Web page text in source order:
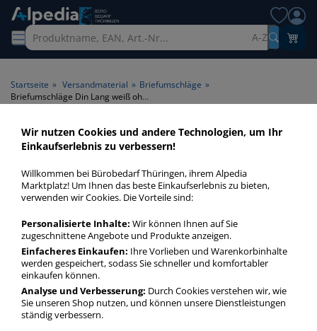
A-Z
Startseite » Versandmaterial » Briefumschläge »
Briefumschläge Din Lang weiß ohne Fenster Din Lang
Briefumschläge Din Lang
weiß ohne Fenster Din Lang >
Format Din Lang > Fenster
ohne Fenster > Farbe weiß
Briefumschläge Din Lang weiß Din Lang ohne Fenster in
bester Qualität zum günstigen Preis. Finden Sie schnell
Briefumschläge Din Lang weiß Din Lang ohne Fenster mit
unserer Filter-Funktion.
Briefumschläge Din Lang weiß ohne Fenster Din
Wir nutzen Cookies und andere Technologien, um Ihr
Einkaufserlebnis zu verbessern!
Willkommen bei Bürobedarf Thüringen, ihrem Alpedia
Marktplatz! Um Ihnen das beste Einkaufserlebnis zu bieten,
verwenden wir Cookies. Die Vorteile sind:
Personalisierte Inhalte: Wir können Ihnen auf Sie
zugeschnittene Angebote und Produkte anzeigen.
Einfacheres Einkaufen: Ihre Vorlieben und Warenkorbinhalte
werden gespeichert, sodass Sie schneller und komfortabler
einkaufen können.
Analyse und Verbesserung: Durch Cookies verstehen wir, wie
Sie unseren Shop nutzen, und können unsere Dienstleistungen
ständig verbessern.